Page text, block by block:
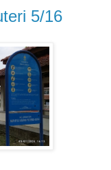
5/16